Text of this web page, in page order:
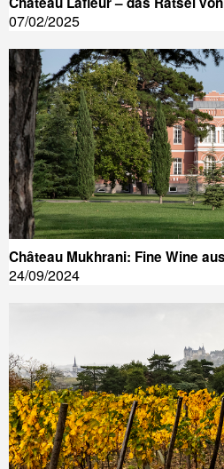
07/02/2025
Château Mukhrani: Fine Wine
24/09/2024